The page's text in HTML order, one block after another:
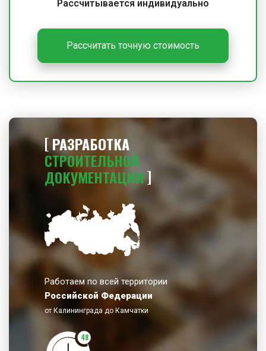
Рассчитывается индивидуально
Рассчитать точную стоимость
РАЗРАБОТКА
СТРОИТЕЛЬНОЙ
ДОКУМЕНТАЦИИ
Работаем по всей территории
Российской Федерации
от Калининграда до Камчатки
48